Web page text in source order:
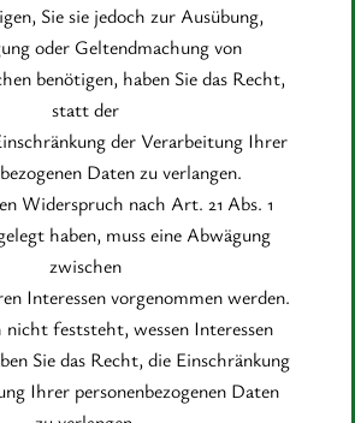
Sie sie jedoch zur Ausübung,
oder Geltendmachung von
benötigen, haben Sie das Recht,
statt der
der Verarbeitung Ihrer
Daten zu verlangen.
Widerspruch nach Art. 21 Abs. 1
haben, muss eine Abwägung
zwischen
Interessen vorgenommen werden.
nicht feststeht, wessen Interessen
Sie das Recht, die Einschränkung
Ihrer personenbezogenen Daten